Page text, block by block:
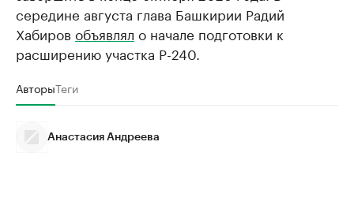
середине августа глава Башкирии Радий
Хабиров объявлял о начале подготовки к
расширению участка Р-240.
АвторыТеги
Анастасия Андреева